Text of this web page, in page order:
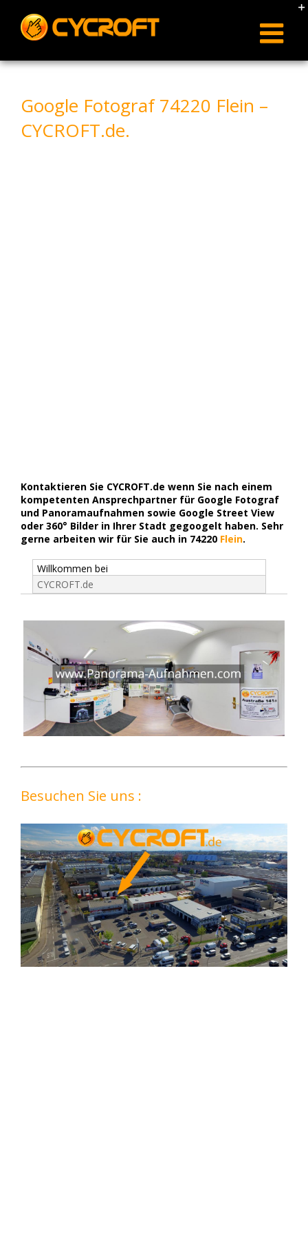
content
Google Fotograf 74220 Flein –
CYCROFT.de.
Kontaktieren Sie CYCROFT.de wenn Sie nach einem
kompetenten Ansprechpartner für Google Fotograf
und Panoramaufnahmen sowie Google Street View
oder 360° Bilder in Ihrer Stadt gegoogelt haben. Sehr
gerne arbeiten wir für Sie auch in 74220 Flein.
Willkommen bei
CYCROFT.de
Besuchen Sie uns :